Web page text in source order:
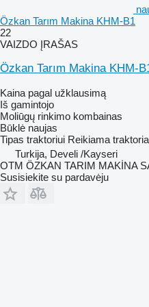
Özkan Tarım Makina KHM-B1
22
VAIZDO ĮRAŠAS
Özkan Tarım Makina KHM-
Kaina pagal užklausimą
Iš gamintojo
Moliūgų rinkimo kombainas
Būklė naujas
Tipas traktoriui Reikiama
Turkija, Develi /Kayseri
OTM ÖZKAN TARIM MAKİNA
Susisiekite su pardavėju